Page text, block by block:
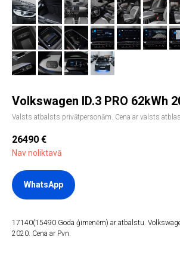
Volkswagen ID.3 PRO 62kWh
Valsts atbalsts privātpersonām. Cena ar valsts
26490 €
Nav noliktavā
WhatsApp
17140(15490 Goda ģimenēm) ar atbalstu.
2020. Cena ar Pvn.